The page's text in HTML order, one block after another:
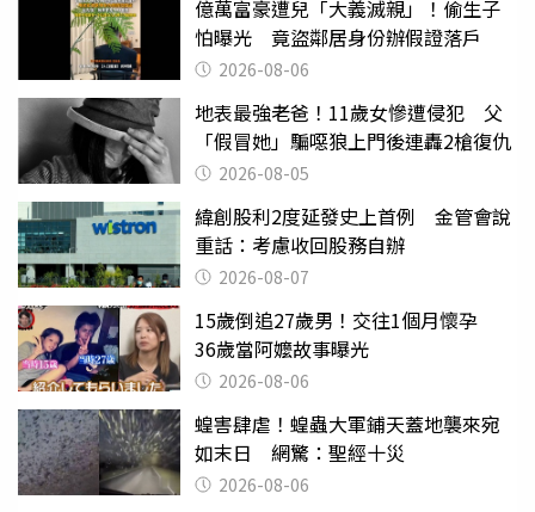
億萬富豪遭兒「大義滅親」！偷生子
怕曝光 竟盜鄰居身份辦假證落戶
2026-08-06
地表最強老爸！11歲女慘遭侵犯 父
「假冒她」騙噁狼上門後連轟2槍復仇
2026-08-05
緯創股利2度延發史上首例 金管會說
重話：考慮收回股務自辦
2026-08-07
15歲倒追27歲男！交往1個月懷孕
36歲當阿嬤故事曝光
2026-08-06
蝗害肆虐！蝗蟲大軍鋪天蓋地襲來宛
如末日 網驚：聖經十災
2026-08-06